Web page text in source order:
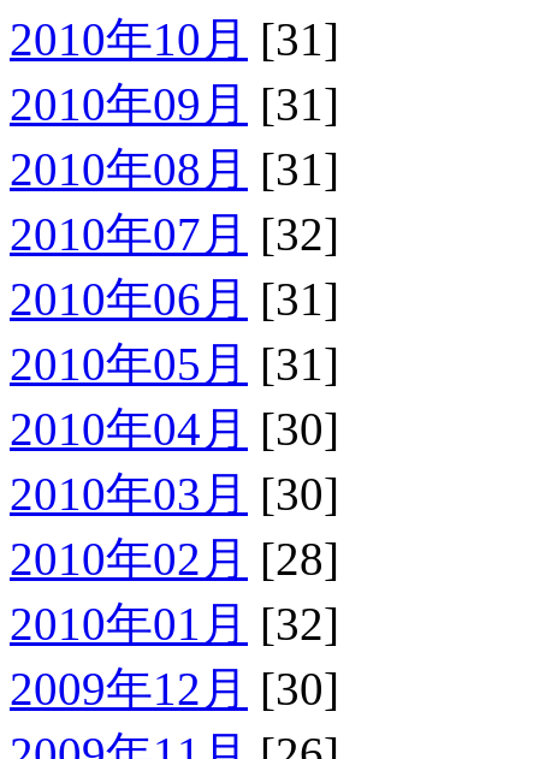
2010年10月 [31]
2010年09月 [31]
2010年08月 [31]
2010年07月 [32]
2010年06月 [31]
2010年05月 [31]
2010年04月 [30]
2010年03月 [30]
2010年02月 [28]
2010年01月 [32]
2009年12月 [30]